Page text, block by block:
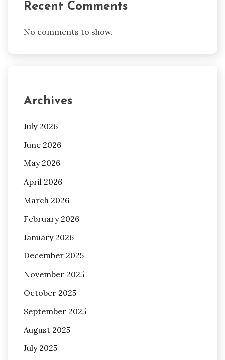
Recent Comments
No comments to show.
Archives
July 2026
June 2026
May 2026
April 2026
March 2026
February 2026
January 2026
December 2025
November 2025
October 2025
September 2025
August 2025
July 2025